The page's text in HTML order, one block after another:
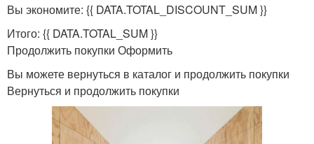
Вы экономите: {{ DATA.TOTAL_DISCOUNT_SUM }}
Итого: {{ DATA.TOTAL_SUM }}
Продолжить покупки Оформить
Вы можете вернуться в каталог и продолжить покупки
Вернуться и продолжить покупки